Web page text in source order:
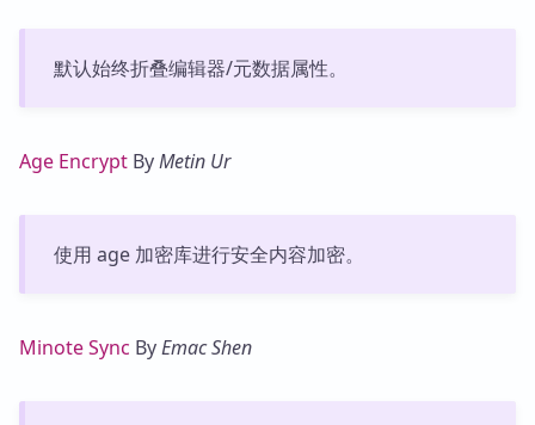
默认始终折叠编辑器/元数据属性。
Age Encrypt ByMetin Ur
使用 age 加密库进行安全内容加密。
Minote Sync ByEmac Shen